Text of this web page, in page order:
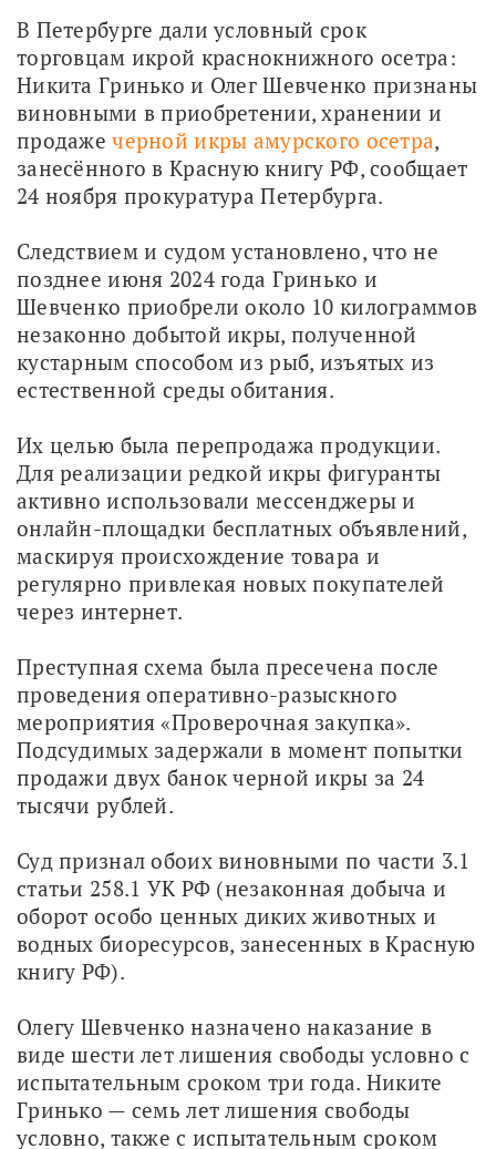
В Петербурге дали условный срок
торговцам икрой краснокнижного осетра:
Никита Гринько и Олег Шевченко признаны
виновными в приобретении, хранении и
продаже черной икры амурского осетра,
занесённого в Красную книгу РФ, сообщает
24 ноября прокуратура Петербурга.
Следствием и судом установлено, что не
позднее июня 2024 года Гринько и
Шевченко приобрели около 10 килограммов
незаконно добытой икры, полученной
кустарным способом из рыб, изъятых из
естественной среды обитания.
Их целью была перепродажа продукции.
Для реализации редкой икры фигуранты
активно использовали мессенджеры и
онлайн-площадки бесплатных объявлений,
маскируя происхождение товара и
регулярно привлекая новых покупателей
через интернет.
Преступная схема была пресечена после
проведения оперативно-разыскного
мероприятия «Проверочная закупка».
Подсудимых задержали в момент попытки
продажи двух банок черной икры за 24
тысячи рублей.
Суд признал обоих виновными по части 3.1
статьи 258.1 УК РФ (незаконная добыча и
оборот особо ценных диких животных и
водных биоресурсов, занесенных в Красную
книгу РФ).
Олегу Шевченко назначено наказание в
виде шести лет лишения свободы условно с
испытательным сроком три года. Никите
Гринько — семь лет лишения свободы
условно, также с испытательным сроком